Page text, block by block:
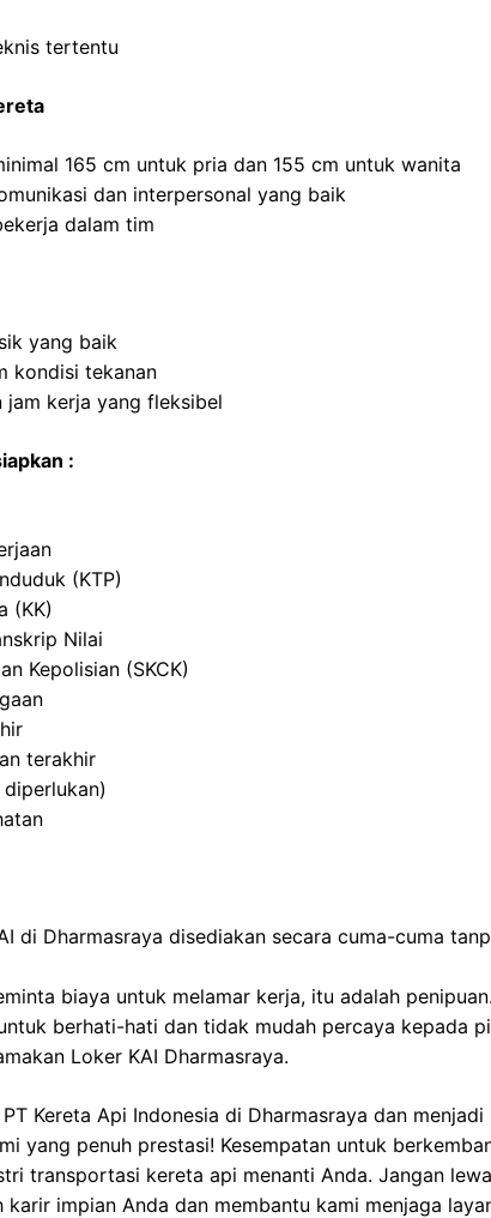
tertentu
165 cm untuk pria dan 155 cm untuk wanita
dan interpersonal yang baik
dalam tim
yang baik
kondisi tekanan
jam kerja yang fleksibel
:
(KTP)
(KK)
Nilai
Kepolisian (SKCK)
terakhir
di Dharmasraya disediakan secara cuma-cuma
biaya untuk melamar kerja, itu adalah penipuan.
berhati-hati dan tidak mudah percaya kepada
Loker KAI Dharmasraya.
Kereta Api Indonesia di Dharmasraya dan menjadi
yang penuh prestasi! Kesempatan untuk
transportasi kereta api menanti Anda. Jangan
karir impian Anda dan membantu kami menjaga